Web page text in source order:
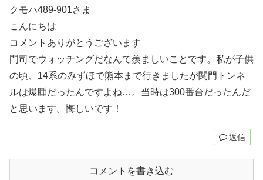
クモハ489-901さま
こんにちは
コメントありがとうございます
門司でウォッチングだなんて羨ましいことです。私が子供
の頃、14系のみずほで熊本まで行きましたが関門トンネ
ルは爆睡だったんですよね…。当時は300番台だったんだ
と思います。悔しいです！
返信
コメントを書き込む